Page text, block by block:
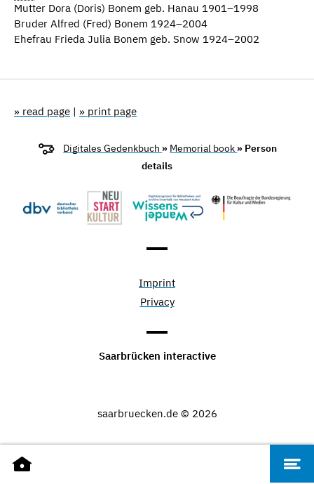
Mutter Dora (Doris) Bonem geb. Hanau 1901–1998
Bruder Alfred (Fred) Bonem 1924–2004
Ehefrau Frieda Julia Bonem geb. Snow 1924–2002
» read page | » print page
Digitales Gedenkbuch » Memorial book » Person
details
Imprint
Privacy
Saarbrücken interactive
saarbruecken.de © 2026